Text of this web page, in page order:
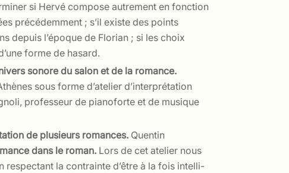
si Hervé compose autrement en fonction
précédemment ; s’il existe des points
depuis l’époque de Florian ; si les choix
forme de hasard.
sonore du salon et de la romance.
sous forme d’atelier d’interprétation
professeur de pianoforte et de musique
de plusieurs romances. Quentin
dans le roman. Lors de cet atelier nous
la contrainte d’être à la fois intelli-